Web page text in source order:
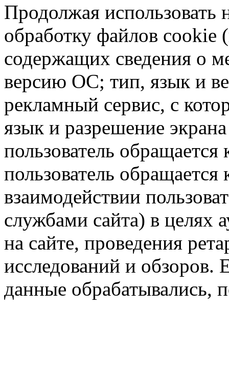
Продолжая использовать
обработку файлов cookie
содержащих сведения о
версию ОС; тип, язык и
рекламный сервис, с
язык и разрешение
пользователь обращается
пользователь обращается
взаимодействии
службами сайта) в целях
на сайте, проведения
исследований и обзоров.
данные обрабатывались,